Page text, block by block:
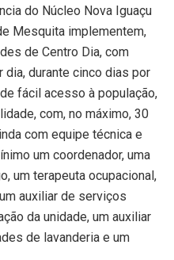
do Núcleo Nova Iguaçu
Mesquita implementem,
de Centro Dia, com
durante cinco dias por
fácil acesso à população,
com, no máximo, 30
com equipe técnica e
um coordenador, uma
um terapeuta ocupacional,
auxiliar de serviços
da unidade, um auxiliar
de lavanderia e um